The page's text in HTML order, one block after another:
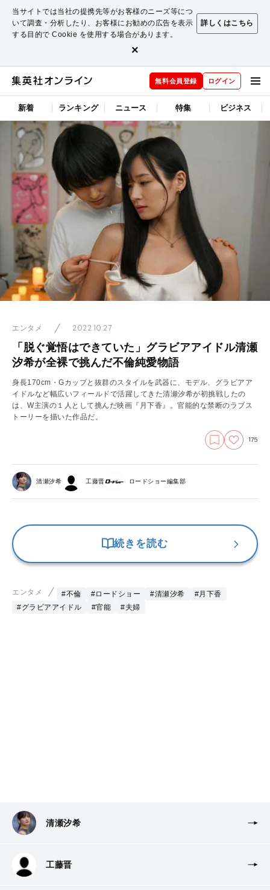
当サイトでは当社の提携先等がお客様のニーズ等につ
いて調査・分析したり、お客様にお勧めの広告を表示
する目的で Cookie を使用する場合があります。
詳しくはこちら
×
無料会員登録 ログイン
新着 ランキング ニュース 特集 ビジネス
エンタメ 2022.10.27
「脱ぐ覚悟はできていた」グラビアアイドル清瀬
汐希が全裸で挑んだ不倫純愛物語
身長170cm・Gカップと抜群のスタイルを武器に、モデル、グラビアア
イドルなど幅広いフィールドで活躍してきた清瀬汐希が初挑戦したの
は、W主演の１人として挑んだ映画『月下香』。官能的な禁断のラブス
トーリーを描いた作品だ。
175
清瀬汐希 工藤晋 ロードショー編集部
続きを読む
エンタメ #不倫 #ロードショー #清瀬汐希
#月下香
#グラビアアイドル
#官能 #夫婦
清瀬汐希
工藤晋